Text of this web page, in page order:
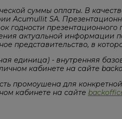
суммы оплаты. В
Acumullit SA.
годности
актуальной информации
представительство, в
единица) - внутренняя
кабинете на сайте
промоушена для
кабинете на сайте